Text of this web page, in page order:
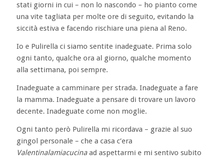
stati giorni in cui – non lo nascondo – ho pianto come
una vite tagliata per molte ore di seguito, evitando la
siccità estiva e facendo rischiare una piena al Reno.
Io e Pulirella ci siamo sentite inadeguate. Prima solo
ogni tanto, qualche ora al giorno, qualche momento
alla settimana, poi sempre.
Inadeguate a camminare per strada. Inadeguate a fare
la mamma. Inadeguate a pensare di trovare un lavoro
decente. Inadeguate come non moglie.
Ogni tanto però Pulirella mi ricordava – grazie al suo
gingol personale – che a casa c’era
Valentinalamiacucinaad aspettarmi e mi sentivo subito